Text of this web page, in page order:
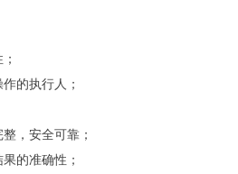
的执行人；
，安全可靠；
的准确性；